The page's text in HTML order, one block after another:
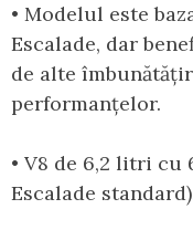
• Modelul este
Escalade, dar
de alte
performanțelor.
• V8 de 6,2 litri cu
Escalade